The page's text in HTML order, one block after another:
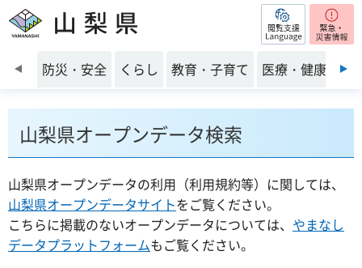
山梨県 閲覧支援
前のスライドを表示
防災・安全 くらし 教育・子育て 医療・健康・福
山梨県オープンデータ検索
山梨県オープンデータの利用（利用規約等）に関しては、
山梨県オープンデータサイトをご覧ください。
こちらに掲載のないオープンデータについては、 やまなし
データプラットフォームもご覧ください。